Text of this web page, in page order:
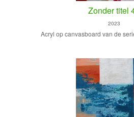
Zonder titel
2023
Acryl op canvasboard van de